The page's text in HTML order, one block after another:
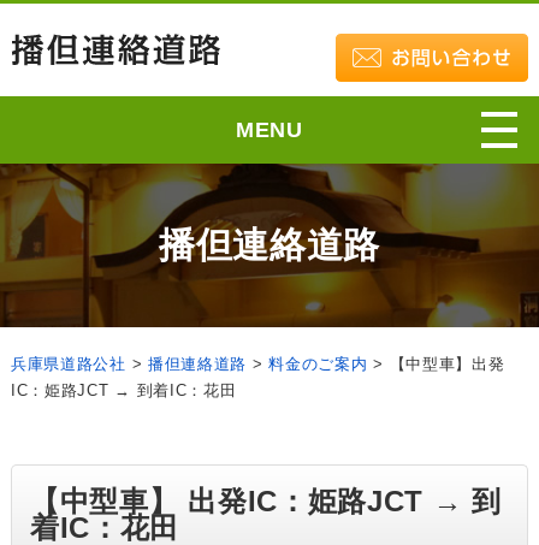
MENU
播但連絡道路
兵庫県道路公社 > 播但連絡道路 >料金のご案内 >
【中型車】出発
IC：姫路JCT → 到着IC：花田
【中型車】 出発IC：姫路JCT → 到
着IC：花田